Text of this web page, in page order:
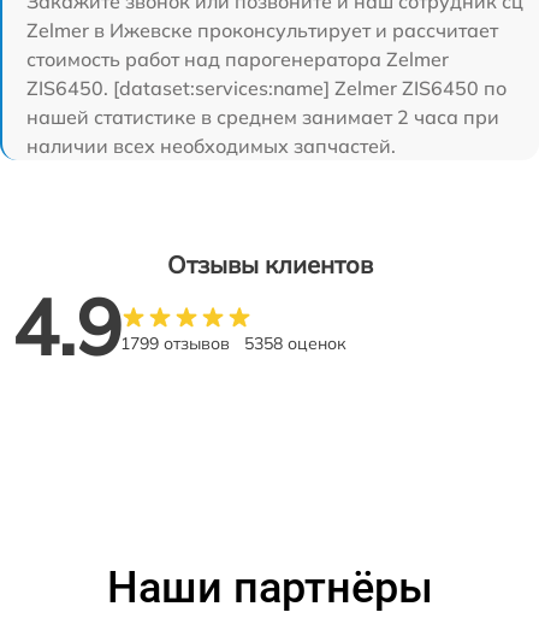
Zelmer в Ижевске проконсультирует и рассчитает
стоимость работ над парогенератора Zelmer
ZIS6450. [dataset:services:name] Zelmer ZIS6450 по
нашей статистике в среднем занимает 2 часа при
наличии всех необходимых запчастей.
Отзывы клиентов
4.91799 отзывов 5358 оценок
Наши партнёры